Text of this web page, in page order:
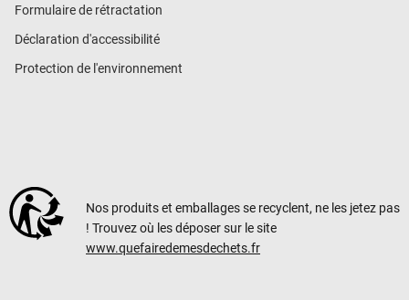
Formulaire de rétractation
Déclaration d'accessibilité
Protection de l'environnement
Nos produits et emballages se recyclent, ne les jetez pas
! Trouvez où les déposer sur le site
www.quefairedemesdechets.fr